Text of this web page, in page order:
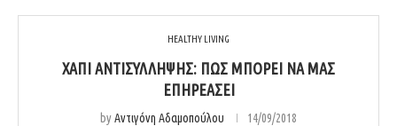
HEALTHY LIVING
ΧΆΠΙ ΑΝΤΙΣΎΛΛΗΨΗΣ: ΠΏΣ ΜΠΟΡΕΊ ΝΑ ΜΑΣ
ΕΠΗΡΕΆΣΕΙ
byΑντιγόνη Αδαμοπούλου 14/09/2018